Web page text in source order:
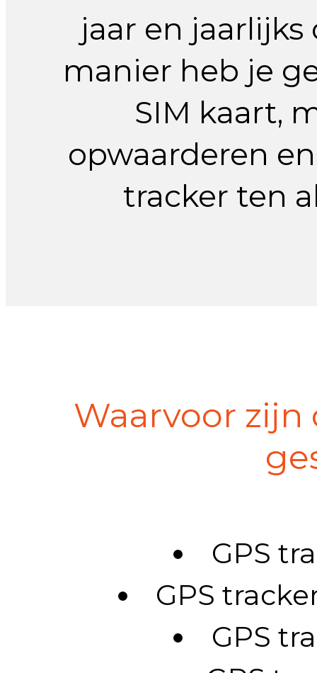
jaar en jaarlijks
manier heb je
SIM kaart,
opwaarderen
tracker ten
Waarvoor zijn
GPS
GPS
GPS